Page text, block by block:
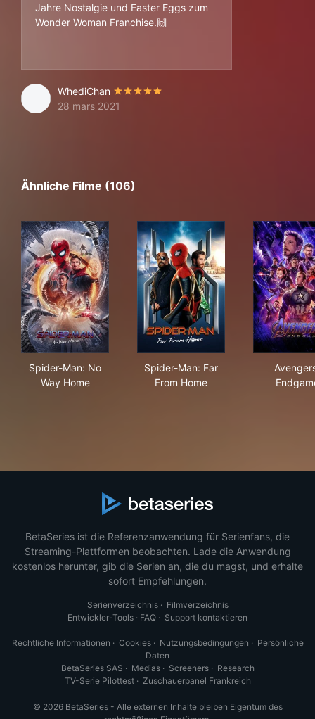
Jahre Nostalgie und Easter Eggs zum
Wonder Woman Franchise.🙌
WhediChan
28 mars 2021
Ähnliche Filme (106)
Spider-Man: No
Way Home
Spider-Man: Far
From Home
BetaSeries ist die Referenzanwendung für Serienfans, die
Streaming-Plattformen beobachten. Lade die Anwendung
kostenlos herunter, gib die Serien an, die du magst, und erhalte
sofort Empfehlungen.
Serienverzeichnis· Filmverzeichnis
Entwickler-Tools · FAQ · Support kontaktieren
Rechtliche Informationen · Cookies· Nutzungsbedingungen · Persönliche
Daten
BetaSeries SAS · Medias· Screeners· Research
TV-Serie Pilottest· Zuschauerpanel Frankreich
© 2026 BetaSeries - Alle externen Inhalte bleiben Eigentum des